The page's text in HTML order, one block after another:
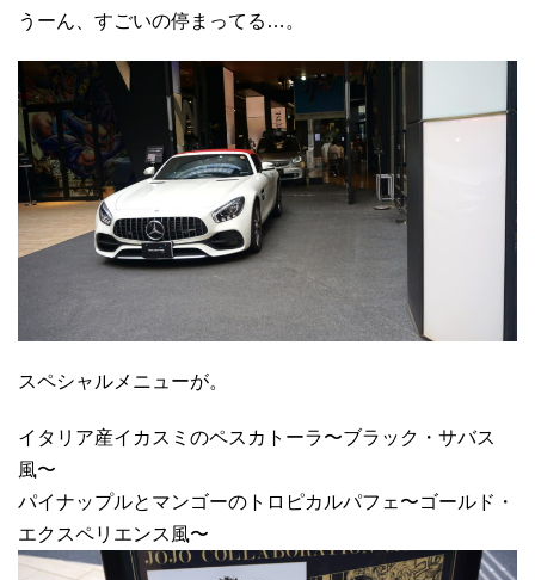
うーん、すごいの停まってる…。
スペシャルメニューが。
イタリア産イカスミのペスカトーラ〜ブラック・サバス
風〜
パイナップルとマンゴーのトロピカルパフェ〜ゴールド・
エクスペリエンス風〜